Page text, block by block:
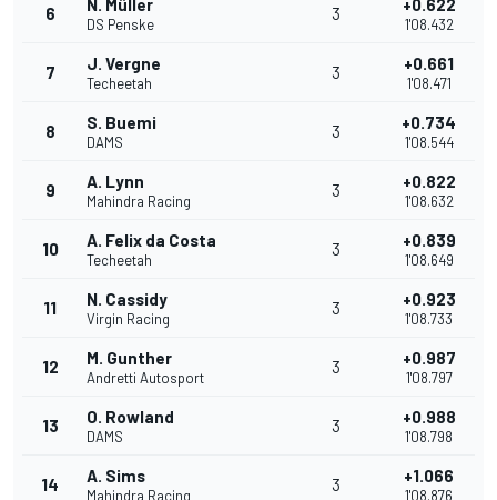
6 N. Müller
DS Penske
3 +0.622
1'08.432
7 J. Vergne
Techeetah
3 +0.661
1'08.471
8 S. Buemi
DAMS
3 +0.734
1'08.544
9 A. Lynn
Mahindra Racing
3 +0.822
1'08.632
10 A. Felix da Costa
Techeetah
3 +0.839
1'08.649
11 N. Cassidy
Virgin Racing
3 +0.923
1'08.733
12 M. Gunther
Andretti Autosport
3 +0.987
1'08.797
13 O. Rowland
DAMS
3 +0.988
1'08.798
14 A. Sims
Mahindra Racing
3 +1.066
1'08.876